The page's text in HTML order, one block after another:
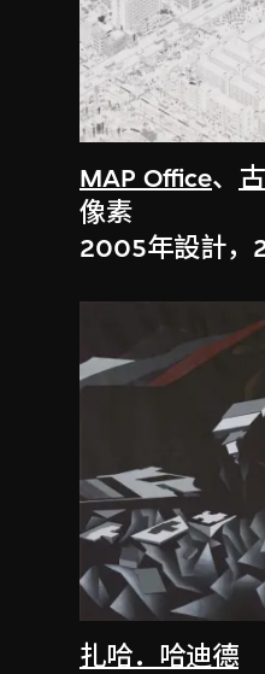
MAP Office、
像素
2005年設計，
扎哈．哈迪德